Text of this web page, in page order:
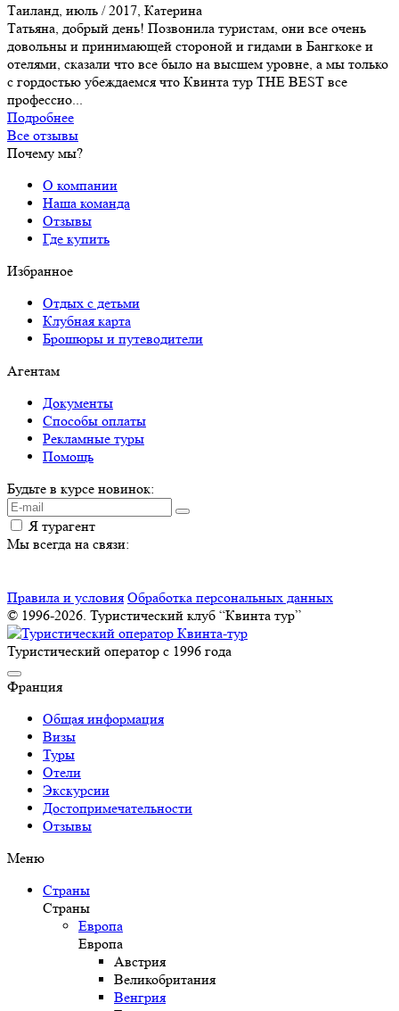
Таиланд, июль / 2017, Катерина
Татьяна, добрый день! Позвонила туристам, они все очень
довольны и принимающей стороной и гидами в Бангкоке и
отелями, сказали что все было на высшем уровне, а мы только
с гордостью убеждаемся что Квинта тур THE BEST все
профессио...
Подробнее
Все отзывы
Почему мы?
О компании
Наша команда
Отзывы
Где купить
Избранное
Отдых с детьми
Клубная карта
Брошюры и путеводители
Агентам
Документы
Способы оплаты
Рекламные туры
Помощь
Будьте в курсе новинок:
Я турагент
Мы всегда на связи:
Правила и условия Обработка персональных данных
© 1996-2026. Туристический клуб “Квинта тур”
Туристический оператор с 1996 года
Франция
Общая информация
Визы
Туры
Отели
Экскурсии
Достопримечательности
Отзывы
Меню
Страны
Страны
Европа
Европа
Австрия
Великобритания
Венгрия